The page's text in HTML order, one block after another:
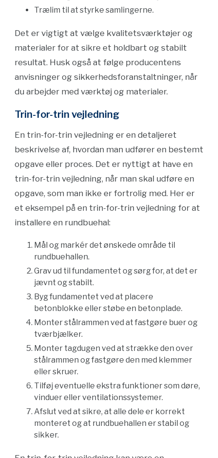
Trælim til at styrke samlingerne.
Det er vigtigt at vælge kvalitetsværktøjer og
materialer for at sikre et holdbart og stabilt
resultat. Husk også at følge producentens
anvisninger og sikkerhedsforanstaltninger, når
du arbejder med værktøj og materialer.
Trin-for-trin vejledning
En trin-for-trin vejledning er en detaljeret
beskrivelse af, hvordan man udfører en bestemt
opgave eller proces. Det er nyttigt at have en
trin-for-trin vejledning, når man skal udføre en
opgave, som man ikke er fortrolig med. Her er
et eksempel på en trin-for-trin vejledning for at
installere en rundbuehal:
Mål og markér det ønskede område til
rundbuehallen.
Grav ud til fundamentet og sørg for, at det er
jævnt og stabilt.
Byg fundamentet ved at placere
betonblokke eller støbe en betonplade.
Monter stålrammen ved at fastgøre buer og
tværbjælker.
Monter tagdugen ved at strække den over
stålrammen og fastgøre den med klemmer
eller skruer.
Tilføj eventuelle ekstra funktioner som døre,
vinduer eller ventilationssystemer.
Afslut ved at sikre, at alle dele er korrekt
monteret og at rundbuehallen er stabil og
sikker.